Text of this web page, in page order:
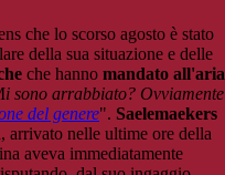
che lo scorso agosto è stato
della sua situazione e delle
che hanno mandato all'aria
i sono arrabbiato? Ovviamente
del genere". Saelemaekers
arrivato nelle ultime ore della
aveva immediatamente